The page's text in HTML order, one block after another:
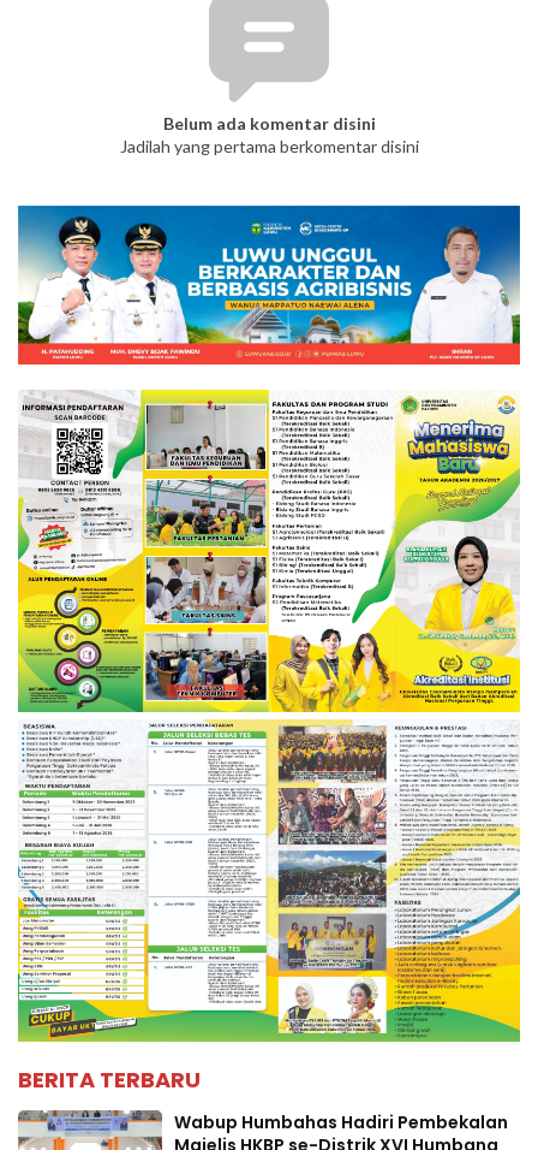
Belum ada komentar disini
Jadilah yang pertama berkomentar disini
BERITA TERBARU
Wabup Humbahas Hadiri Pembekalan